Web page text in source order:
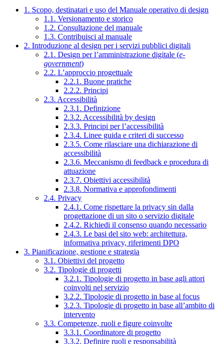
1. Scopo, destinatari e uso del Manuale operativo di design
1.1. Versionamento e storico
1.2. Consultazione del manuale
1.3. Contribuisci al manuale
2. Introduzione al design per i servizi pubblici digitali
2.1. Design per l’amministrazione digitale (e-
government)
2.2. L’approccio progettuale
2.2.1. Buone pratiche
2.2.2. Principi
2.3. Accessibilità
2.3.1. Definizione
2.3.2. Accessibilità by design
2.3.3. Principi per l’accessibilità
2.3.4. Linee guida e criteri di successo
2.3.5. Come rilasciare una dichiarazione di
accessibilità
2.3.6. Meccanismo di feedback e procedura di
attuazione
2.3.7. Obiettivi accessibilità
2.3.8. Normativa e approfondimenti
2.4. Privacy
2.4.1. Come rispettare la privacy sin dalla
progettazione di un sito o servizio digitale
2.4.2. Richiedi il consenso quando necessario
2.4.3. Le basi del sito web: architettura,
informativa privacy, riferimenti DPO
3. Pianificazione, gestione e strategia
3.1. Obiettivi del progetto
3.2. Tipologie di progetti
3.2.1. Tipologie di progetto in base agli attori
coinvolti nel servizio
3.2.2. Tipologie di progetto in base al focus
3.2.3. Tipologie di progetto in base all’ambito di
intervento
3.3. Competenze, ruoli e figure coinvolte
3.3.1. Coordinatore di progetto
3.3.2. Definire ruoli e responsabilità